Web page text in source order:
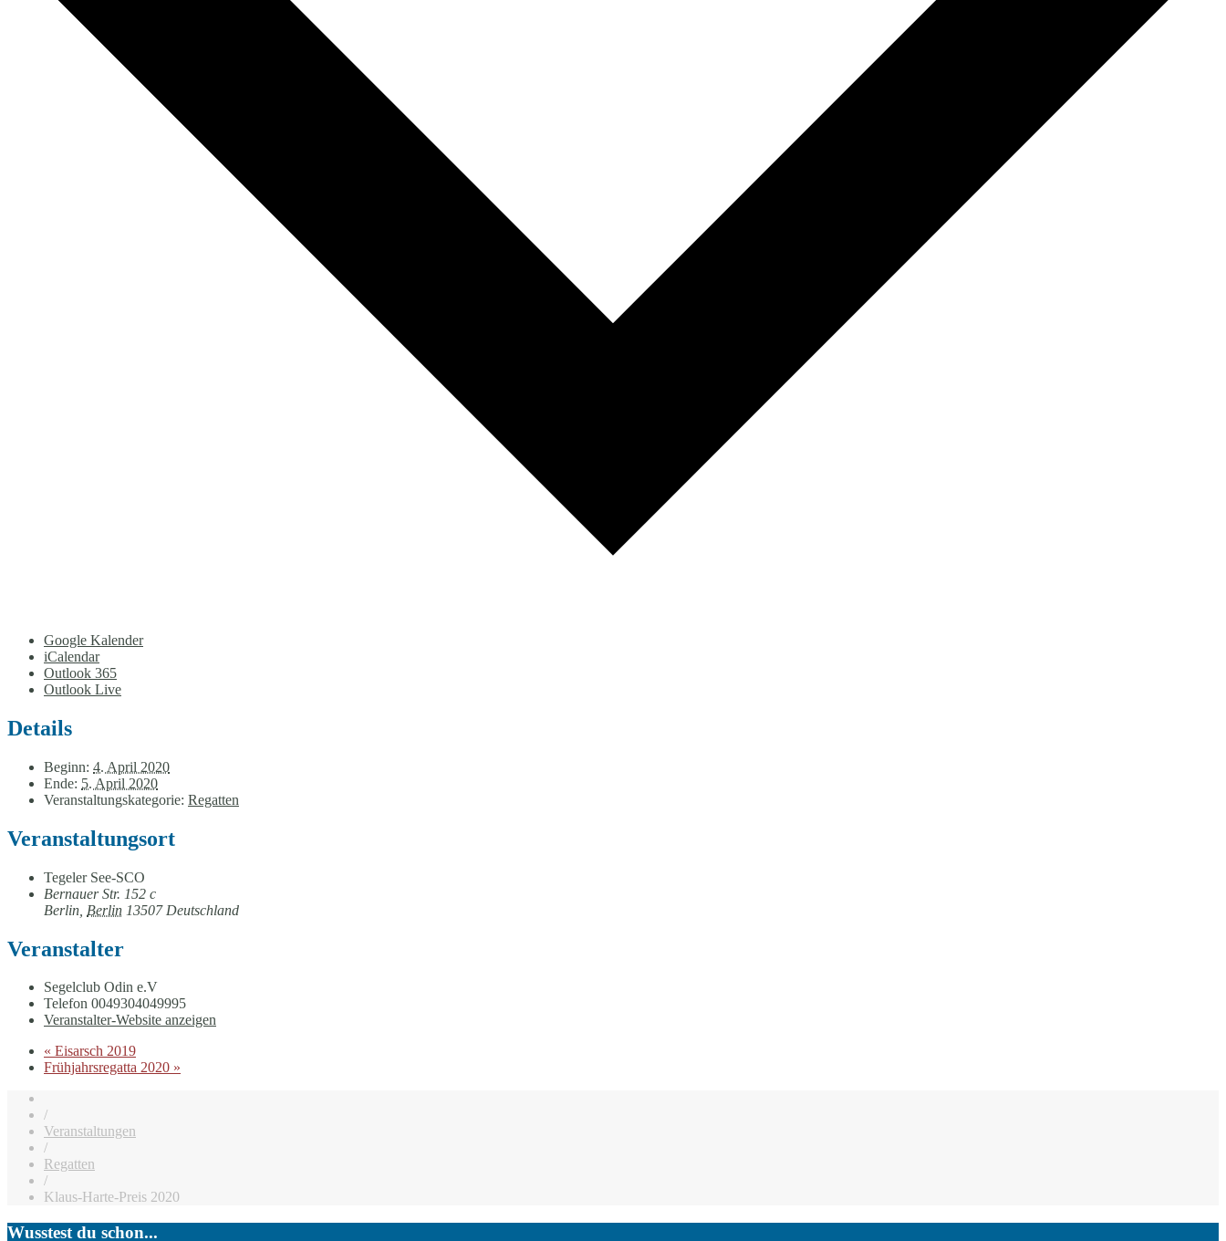
Google Kalender
iCalendar
Outlook 365
Outlook Live
Details
Beginn: 4. April 2020
Ende: 5. April 2020
Veranstaltungskategorie: Regatten
Veranstaltungsort
Tegeler See-SCO
Bernauer Str. 152 c
Berlin Berlin 13507 Deutschland
Veranstalter
Segelclub Odin e.V
Telefon 0049304049995
Veranstalter-Website anzeigen
« Eisarsch 2019
Frühjahrsregatta 2020 »
/
Veranstaltungen
/
Regatten
/
Klaus-Harte-Preis 2020
Wusstest du schon...